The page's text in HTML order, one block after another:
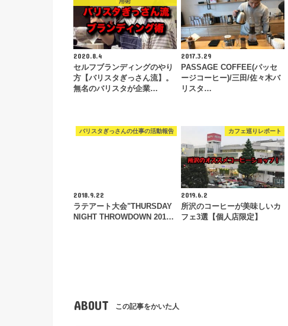
2020.8.4
セルフブランディングのやり
方【バリスタぎっさん流】。
無名のバリスタが企業…
2017.3.29
PASSAGE COFFEE(パッセ
ージコーヒー)/三田/佐々木バ
リスタ…
バリスタぎっさんの仕事の活動報告
2018.9.22
ラテアート大会"THURSDAY
NIGHT THROWDOWN 201…
カフェ巡りレポート
2019.6.2
所沢のコーヒーが美味しいカ
フェ3選【個人店限定】
ABOUT この記事をかいた人